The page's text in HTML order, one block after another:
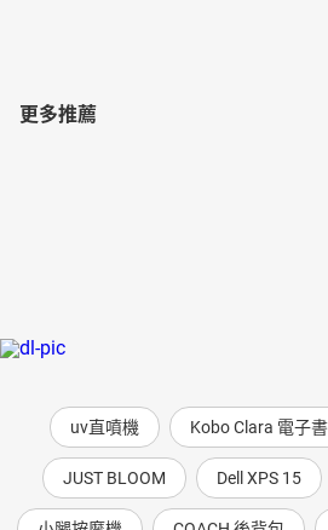
更多推薦
uv直噴機 Kobo Clara 電子
JUST BLOOM Dell XPS 15